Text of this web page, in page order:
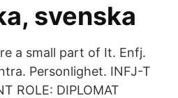
svenska
a small part of It. Enfj.
Personlighet. INFJ-T
ROLE: DIPLOMAT